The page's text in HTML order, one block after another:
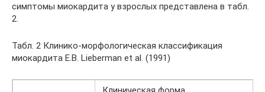
симптомы миокардита у взрослых представлена в табл.
2.
Табл. 2 Клинико-морфологическая классификация
миокардита E.B. Lieberman et al. (1991)